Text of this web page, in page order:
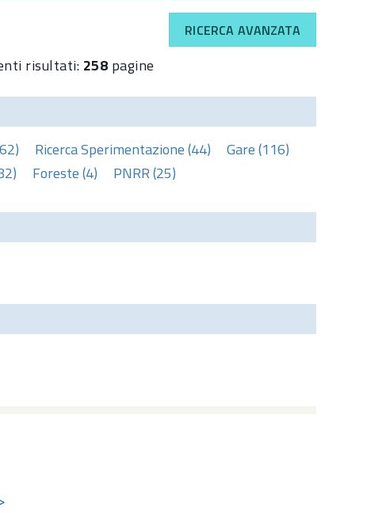
RICERCA AVANZATA
risultati: 258 pagine
Ricerca Sperimentazione (44)
Gare (116)
Foreste (4) PNRR (25)